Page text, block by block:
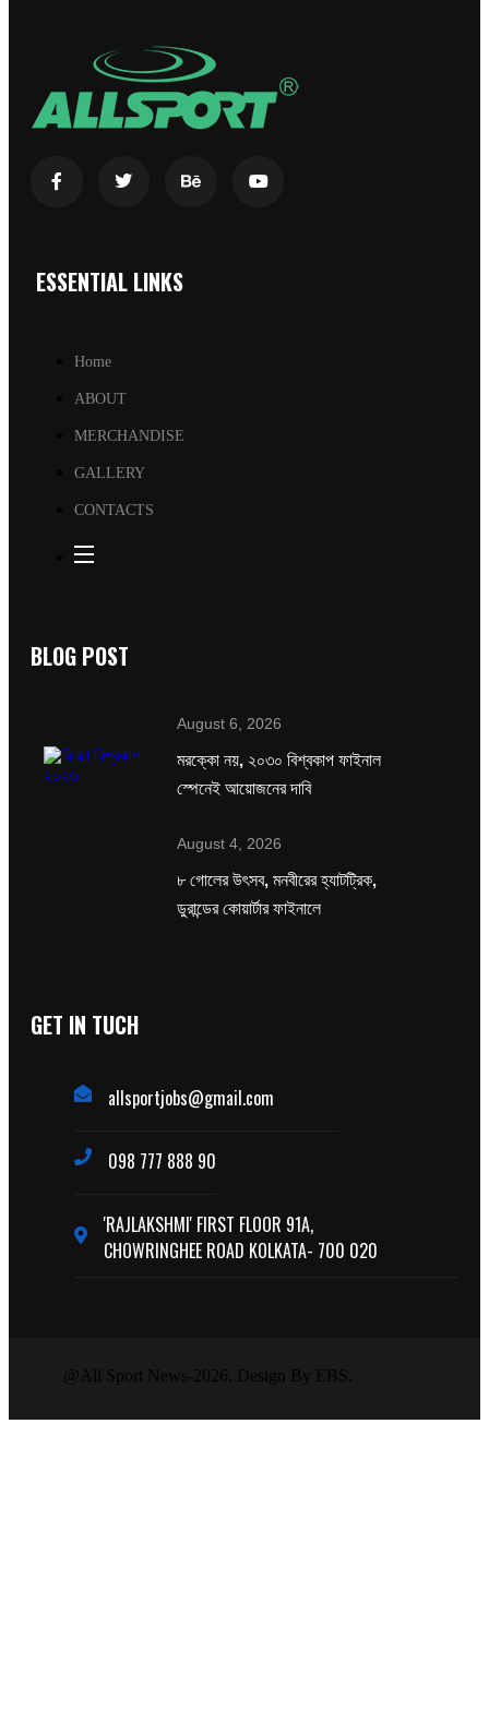
ESSENTIAL LINKS
Home
ABOUT
MERCHANDISE
GALLERY
CONTACTS
BLOG POST
August 6, 2026
মরক্কো নয়, ২০৩০ বিশ্বকাপ ফাইনাল
স্পেনেই আয়োজনের দাবি
August 4, 2026
৮ গোলের উৎসব, মনবীরের হ্যাটট্রিক,
ডুরান্ডের কোয়ার্টার ফাইনালে
GET IN TUCH
allsportjobs@gmail.com
098 777 888 90
'RAJLAKSHMI' FIRST FLOOR 91A,
CHOWRINGHEE ROAD KOLKATA- 700 020
@All Sport News-2026. Design By EBS.